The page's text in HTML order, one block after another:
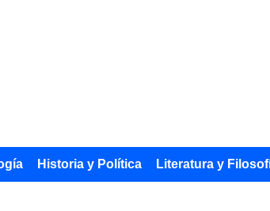
Historia y Política Literatura y